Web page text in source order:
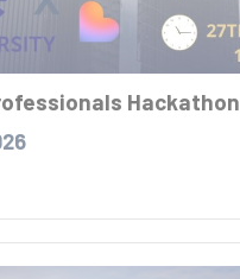
Hackathon